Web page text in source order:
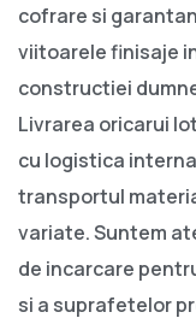
cofrare si
viitoarele finisaje
constructiei
Livrarea oricarui
cu logistica
transportul
variate. Suntem
de incarcare
si a suprafetelor